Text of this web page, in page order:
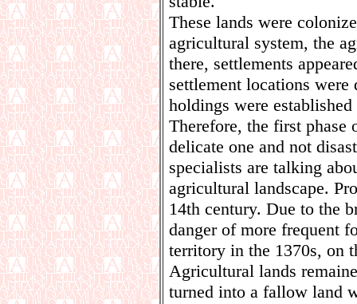
These lands were
agricultural system, the
there, settlements
settlement locations
holdings were
Therefore, the first
delicate one and not
specialists are talking
agricultural landscape.
14th century. Due to the
danger of more frequent
territory in the 1370s, on
Agricultural lands
turned into a fallow land